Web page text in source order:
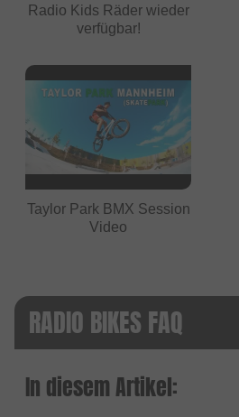
Radio Kids Räder wieder
verfügbar!
Taylor Park BMX Session
Video
RADIO BIKES FAQ
In diesem Artikel: